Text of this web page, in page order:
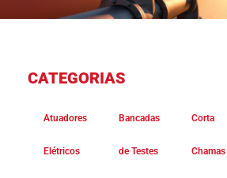
CATEGORIAS
Atuadores
Elétricos
Bancadas
de Testes
Corta
Chamas